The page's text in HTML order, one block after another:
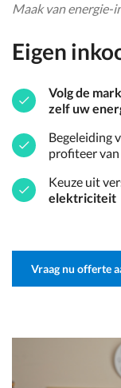
Maak van energie-
Eigen
Volg de
zelf uw
Begeleiding
profiteer van
Keuze uit
elektriciteit
Vraag nu offerte